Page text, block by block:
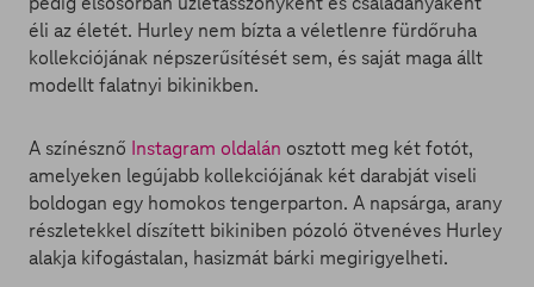
éli az életét. Hurley nem bízta a véletlenre fürdőruha
kollekciójának népszerűsítését sem, és saját maga állt
modellt falatnyi bikinikben.
A színésznő Instagram oldalán osztott meg két fotót,
amelyeken legújabb kollekciójának két darabját viseli
boldogan egy homokos tengerparton. A napsárga, arany
részletekkel díszített bikiniben pózoló ötvenéves Hurley
alakja kifogástalan, hasizmát bárki megirigyelheti.